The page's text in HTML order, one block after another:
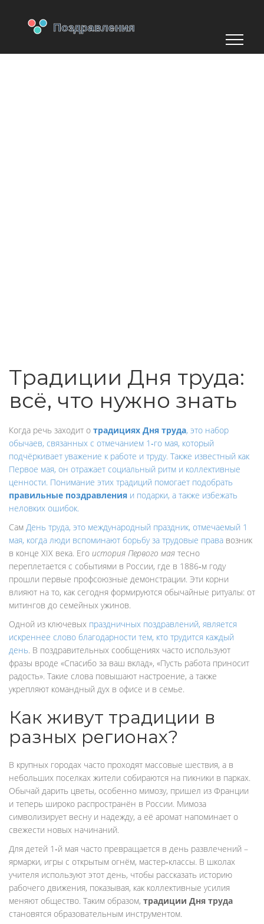
Традиции Дня труда:
всё, что нужно знать
Когда речь заходит о традициях Дня труда, это набор
обычаев, связанных с отмечанием 1‑го мая, который
подчёркивает уважение к работе и труду. Также известный как
Первое мая, он отражает социальный ритм и коллективные
ценности. Понимание этих традиций помогает подобрать
правильные поздравления и подарки, а также избежать
неловких ошибок.
Сам День труда, это международный праздник, отмечаемый 1
мая, когда люди вспоминают борьбу за трудовые права возник
в конце XIX века. Его история Первого мая тесно
переплетается с событиями в России, где в 1886‑м году
прошли первые профсоюзные демонстрации. Эти корни
влияют на то, как сегодня формируются обычайные ритуалы: от
митингов до семейных ужинов.
Одной из ключевых праздничных поздравлений, является
искреннее слово благодарности тем, кто трудится каждый
день. В поздравительных сообщениях часто используют
фразы вроде «Спасибо за ваш вклад», «Пусть работа приносит
радость». Такие слова повышают настроение, а также
укрепляют командный дух в офисе и в семье.
Как живут традиции в
разных регионах?
В крупных городах часто проходят массовые шествия, а в
небольших поселках жители собираются на пикники в парках.
Обычай дарить цветы, особенно мимозу, пришел из Франции
и теперь широко распространён в России. Мимоза
символизирует весну и надежду, а её аромат напоминает о
свежести новых начинаний.
Для детей 1‑й мая часто превращается в день развлечений –
ярмарки, игры с открытым огнём, мастер‑классы. В школах
учителя используют этот день, чтобы рассказать историю
рабочего движения, показывая, как коллективные усилия
меняют общество. Таким образом, традиции Дня труда
становятся образовательным инструментом.